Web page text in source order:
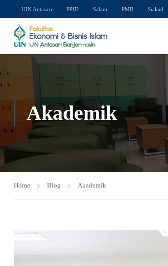
UIN Antasari PPID Salam PMB Siakad
Akademik
Home Blog Akademik